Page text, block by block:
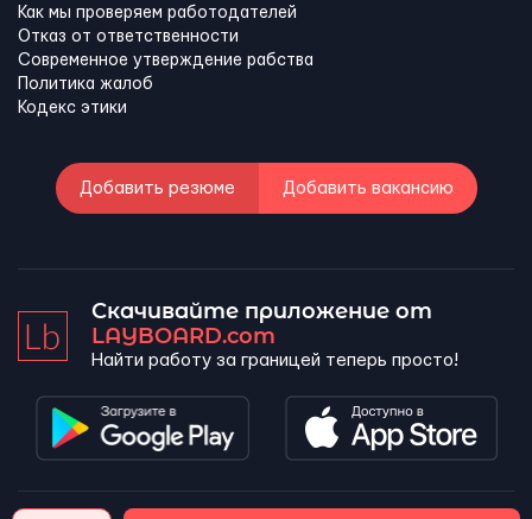
Как мы проверяем работодателей
Отказ от ответственности
Современное утверждение рабства
Политика жалоб
Кодекс этики
Добавить резюме Добавить вакансию
Скачивайте приложение от
LAYBOARD.com
Найти работу за границей теперь просто!